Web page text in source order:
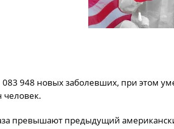
948 новых заболевших, при этом
превышают предыдущий